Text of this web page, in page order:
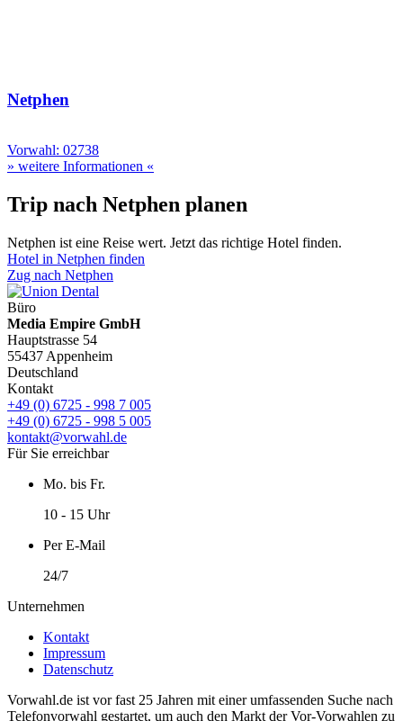
Netphen
Vorwahl: 02738
» weitere Informationen «
Trip nach Netphen planen
Netphen ist eine Reise wert. Jetzt das richtige Hotel finden.
Hotel in Netphen finden
Zug nach Netphen
Büro
Media Empire GmbH
Hauptstrasse 54
55437 Appenheim
Deutschland
Kontakt
+49 (0) 6725 - 998 7 005
+49 (0) 6725 - 998 5 005
kontakt@vorwahl.de
Für Sie erreichbar
Mo. bis Fr.
10 - 15 Uhr
Per E-Mail
24/7
Unternehmen
Kontakt
Impressum
Datenschutz
Vorwahl.de ist vor fast 25 Jahren mit einer umfassenden Suche nach
Telefonvorwahl gestartet, um auch den Markt der Vor-Vorwahlen zu